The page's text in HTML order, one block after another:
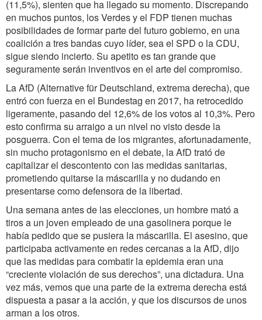
(11,5%), sienten que ha llegado su momento. Discrepando
en muchos puntos, los Verdes y el FDP tienen muchas
posibilidades de formar parte del futuro gobierno, en una
coalición a tres bandas cuyo líder, sea el SPD o la CDU,
sigue siendo incierto. Su apetito es tan grande que
seguramente serán inventivos en el arte del compromiso.
La AfD (Alternative für Deutschland, extrema derecha), que
entró con fuerza en el Bundestag en 2017, ha retrocedido
ligeramente, pasando del 12,6% de los votos al 10,3%. Pero
esto confirma su arraigo a un nivel no visto desde la
posguerra. Con el tema de los migrantes, afortunadamente,
sin mucho protagonismo en el debate, la AfD trató de
capitalizar el descontento con las medidas sanitarias,
prometiendo quitarse la máscarilla y no dudando en
presentarse como defensora de la libertad.
Una semana antes de las elecciones, un hombre mató a
tiros a un joven empleado de una gasolinera porque le
había pedido que se pusiera la máscarilla. El asesino, que
participaba activamente en redes cercanas a la AfD, dijo
que las medidas para combatir la epidemia eran una
“creciente violación de sus derechos”, una dictadura. Una
vez más, vemos que una parte de la extrema derecha está
dispuesta a pasar a la acción, y que los discursos de unos
arman a los otros.